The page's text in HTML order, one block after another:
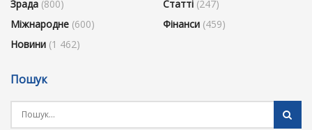
Зрада (800)
Міжнародне (600)
Новини (1 462)
Статті (247)
Фінанси (459)
Пошук